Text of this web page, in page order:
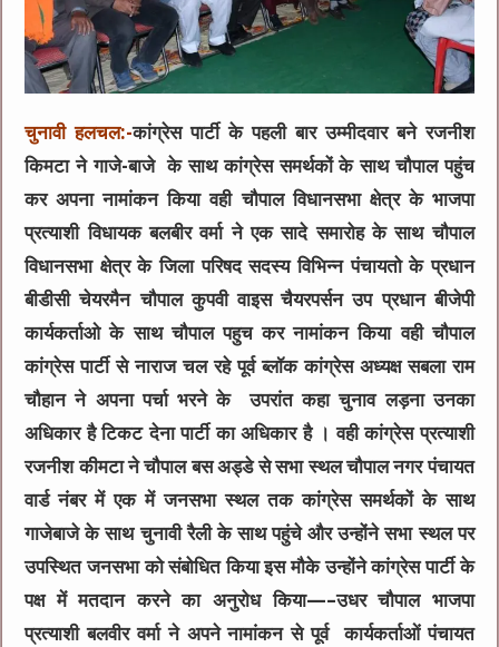
चुनावी हलचल:-कांग्रेस पार्टी के पहली बार उम्मीदवार बने रजनीश
किमटा ने गाजे-बाजे के साथ कांग्रेस समर्थकों के साथ चौपाल पहुंच
कर अपना नामांकन किया वही चौपाल विधानसभा क्षेत्र के भाजपा
प्रत्याशी विधायक बलबीर वर्मा ने एक सादे समारोह के साथ चौपाल
विधानसभा क्षेत्र के जिला परिषद सदस्य विभिन्न पंचायतो के प्रधान
बीडीसी चेयरमैन चौपाल कुपवी वाइस चैयरपर्सन उप प्रधान बीजेपी
कार्यकर्ताओ के साथ चौपाल पहुच कर नामांकन किया वही चौपाल
कांग्रेस पार्टी से नाराज चल रहे पूर्व ब्लॉक कांग्रेस अध्यक्ष सबला राम
चौहान ने अपना पर्चा भरने के उपरांत कहा चुनाव लड़ना उनका
अधिकार है टिकट देना पार्टी का अधिकार है । वही कांग्रेस प्रत्याशी
रजनीश कीमटा ने चौपाल बस अड्डे से सभा स्थल चौपाल नगर पंचायत
वार्ड नंबर में एक में जनसभा स्थल तक कांग्रेस समर्थकों के साथ
गाजेबाजे के साथ चुनावी रैली के साथ पहुंचे और उन्होंने सभा स्थल पर
उपस्थित जनसभा को संबोधित किया इस मौके उन्होंने कांग्रेस पार्टी के
पक्ष में मतदान करने का अनुरोध किया—–उधर चौपाल भाजपा
प्रत्याशी बलवीर वर्मा ने अपने नामांकन से पूर्व कार्यकर्ताओं पंचायत